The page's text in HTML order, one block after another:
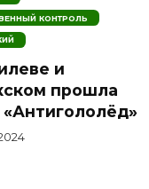
КОНТРОЛЬ
и
прошла
«Антигололёд»